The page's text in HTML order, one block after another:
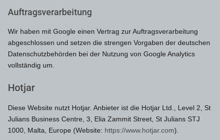
Auftragsverarbeitung
Wir haben mit Google einen Vertrag zur Auftragsverarbeitung
abgeschlossen und setzen die strengen Vorgaben der deutschen
Datenschutzbehörden bei der Nutzung von Google Analytics
vollständig um.
Hotjar
Diese Website nutzt Hotjar. Anbieter ist die Hotjar Ltd., Level 2, St
Julians Business Centre, 3, Elia Zammit Street, St Julians STJ
1000, Malta, Europe (Website: https://www.hotjar.com).